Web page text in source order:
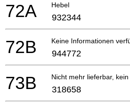
Hebel
72A 932344
Keine Informationen
72B 944772
Nicht mehr lieferbar,
73B 318658